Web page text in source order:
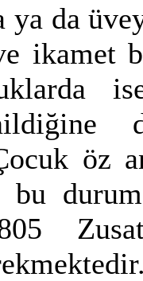
ya da
ikamet
öz